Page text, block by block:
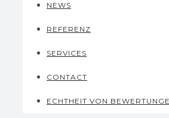
NEWS
REFERENZ
SERVICES
CONTACT
ECHTHEIT VON